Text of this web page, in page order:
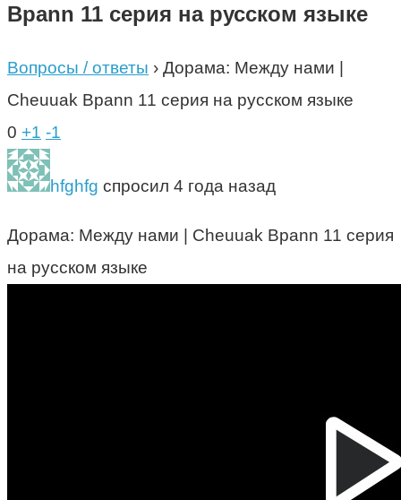
Bpann 11 серия на русском языке
Вопросы / ответы › Дорама: Между нами |
Cheuuak Bpann 11 серия на русском языке
0 +1 -1
hfghfg спросил 4 года назад
Дорама: Между нами | Cheuuak Bpann 11 серия
на русском языке